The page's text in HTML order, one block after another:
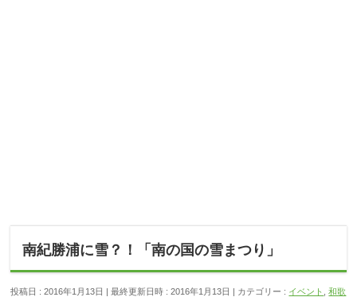
南紀勝浦に雪？！「南の国の雪まつり」
投稿日 : 2016年1月13日 最終更新日時 : 2016年1月13日 カテゴリー : イベント ,和歌